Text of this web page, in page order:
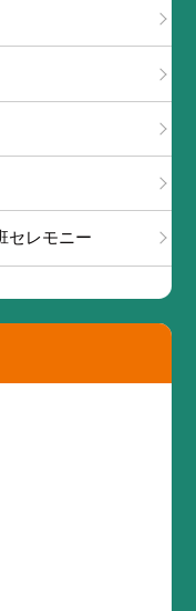
セレモニー